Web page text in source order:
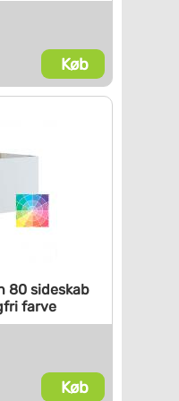
Køb
80 sideskab
farve
Køb